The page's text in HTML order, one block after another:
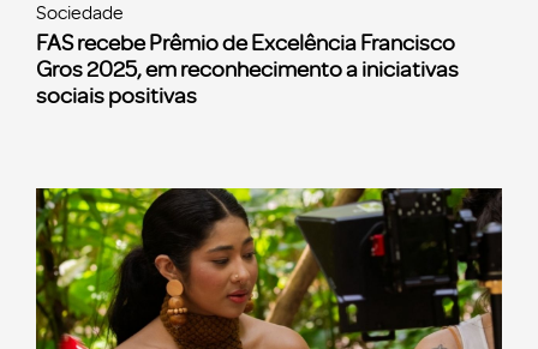
Sociedade
FAS recebe Prêmio de Excelência Francisco
Gros 2025, em reconhecimento a iniciativas
sociais positivas